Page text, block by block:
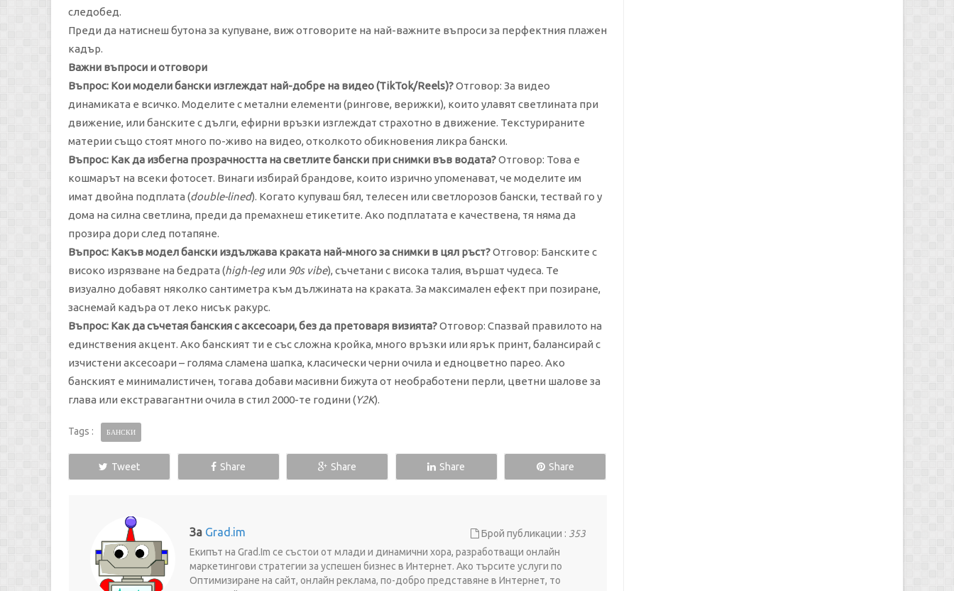
следобед.
Преди да натиснеш бутона за купуване, виж отговорите на най-важните въпроси за перфектния плажен
кадър.
Важни въпроси и отговори
Въпрос: Кои модели бански изглеждат най-добре на видео (TikTok/Reels)?Отговор: За видео
динамиката е всичко. Моделите с метални елементи (рингове, верижки), които улавят светлината при
движение, или банските с дълги, ефирни връзки изглеждат страхотно в движение. Текстурираните
материи също стоят много по-живо на видео, отколкото обикновения ликра бански.
Въпрос: Как да избегна прозрачността на светлите бански при снимки във водата?Отговор: Това е
кошмарът на всеки фотосет. Винаги избирай брандове, които изрично упоменават, че моделите им
имат двойна подплата (double-lined). Когато купуваш бял, телесен или светлорозов бански, тествай го у
дома на силна светлина, преди да премахнеш етикетите. Ако подплатата е качествена, тя няма да
прозира дори след потапяне.
Въпрос: Какъв модел бански издължава краката най-много за снимки в цял ръст?Отговор: Банските с
високо изрязване на бедрата (high-legили 90s vibe), съчетани с висока талия, вършат чудеса. Те
визуално добавят няколко сантиметра към дължината на краката. За максимален ефект при позиране,
заснемай кадъра от леко нисък ракурс.
Въпрос: Как да съчетая банския с аксесоари, без да претоваря визията?Отговор: Спазвай правилото на
единствения акцент. Ако банският ти е със сложна кройка, много връзки или ярък принт, балансирай с
изчистени аксесоари – голяма сламена шапка, класически черни очила и едноцветно парео. Ако
банският е минималистичен, тогава добави масивни бижута от необработени перли, цветни шалове за
глава или екстравагантни очила в стил 2000-те години (Y2K).
Tags : БАНСКИ
Tweet Share Share Share Share
За Grad.im Брой публикации : 353
Екипът на Grad.Im се състои от млади и динамични хора, разработващи онлайн
маркетингови стратегии за успешен бизнес в Интернет. Ако търсите услуги по
Оптимизиране на сайт, онлайн реклама, по-добро представяне в Интернет, то